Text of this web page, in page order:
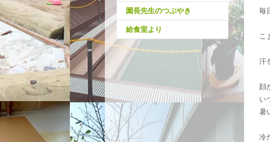
園長先生のつぶやき
給食室より
毎
こ
汗
顔
い
暑
冷